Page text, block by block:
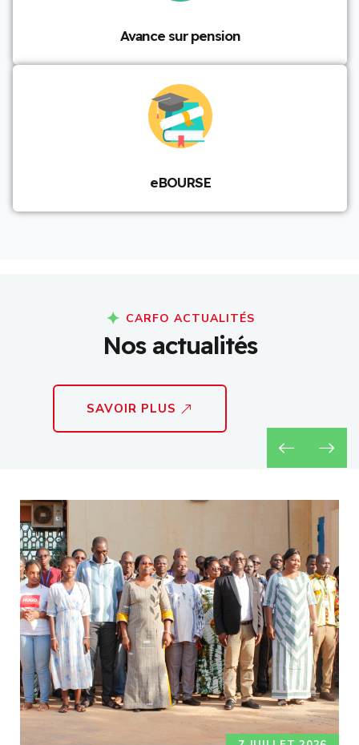
Avance sur pension
eBOURSE
CARFO ACTUALITÉS
Nos actualités
SAVOIR PLUS